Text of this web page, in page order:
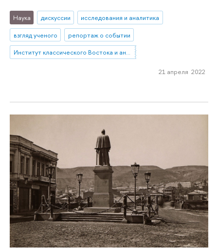
Наука дискуссии
исследования и аналитика
взгляд ученого
репортаж о событии
Институт классического Востока и античности
21 апреля 2022